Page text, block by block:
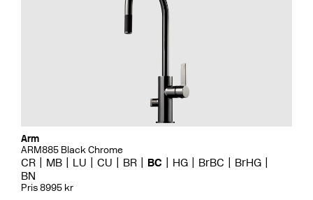
Arm
ARM885 Black Chrome
CR MB LU CU BR BC HG BrBC
BrHG
BN
Pris 8995 kr